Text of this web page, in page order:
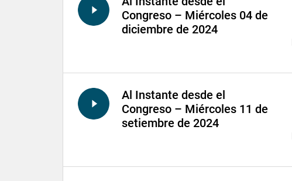
Congreso – Miércoles 04 de
diciembre de 2024
Al Instante desde el
Congreso – Miércoles 11 de
setiembre de 2024